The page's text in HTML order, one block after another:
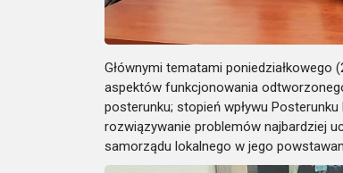
Głównymi tematami poniedziałkowego
aspektów funkcjonowania
posterunku; stopień wpływu
rozwiązywanie problemów najbardziej
samorządu lokalnego w jego